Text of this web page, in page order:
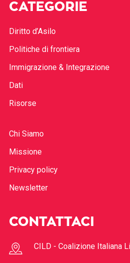
CATEGORIE
Diritto d’Asilo
Politiche di frontiera
Immigrazione & Integrazione
Dati
Risorse
Chi Siamo
Missione
Privacy policy
Newsletter
CONTATTACI
CILD - Coalizione Italiana